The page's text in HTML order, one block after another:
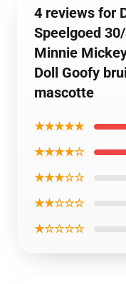
4 reviews for
Speelgoed
Minnie
Doll Goofy
mascotte
★★★★★
★★★★☆
★★★☆☆
★★☆☆☆
★☆☆☆☆